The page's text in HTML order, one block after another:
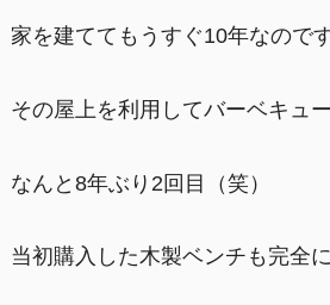
家を建ててもうすぐ10年なので
その屋上を利用してバーベキュ
なんと8年ぶり2回目（笑）
当初購入した木製ベンチも完全に